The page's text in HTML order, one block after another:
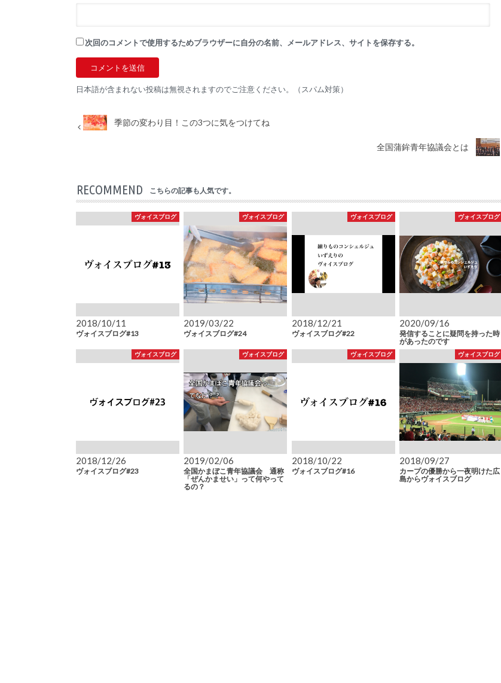
次回のコメントで使用するためブラウザーに自分の名前、メールアドレス、サイトを保存する。
日本語が含まれない投稿は無視されますのでご注意ください。（スパム対策）
季節の変わり目！この3つに気をつけてね
全国蒲鉾青年協議会とは
RECOMMEND こちらの記事も人気です。
ヴォイスブログ
2018/10/11
ヴォイスブログ#13
ヴォイスブログ
2019/03/22
ヴォイスブログ#24
ヴォイスブログ
2018/12/21
ヴォイスブログ#22
ヴォイスブログ
2020/09/16
発信することに疑問を持った時
があったのです
ヴォイスブログ
2018/12/26
ヴォイスブログ#23
ヴォイスブログ
2019/02/06
全国かまぼこ青年協議会 通称
「ぜんかませい」って何やって
るの？
ヴォイスブログ
2018/10/22
ヴォイスブログ#16
ヴォイスブログ
2018/09/27
カープの優勝から一夜明けた広
島からヴォイスブログ